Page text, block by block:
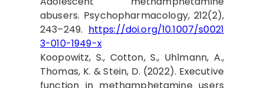
abusers. Psychopharmacology, 212(2),
243–249. https://doi.org/10.1007/s0021
3-010-1949-x
Koopowitz, S., Cotton, S., Uhlmann, A.,
Thomas, K. & Stein, D. (2022). Executive